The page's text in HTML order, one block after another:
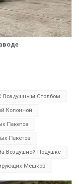
Воздушным Столбом
Колонной
Пакетов
Пакетов
Воздушной Подушке
Мешков